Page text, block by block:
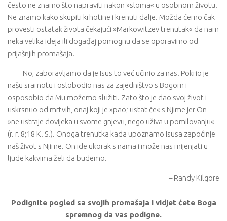
često ne znamo što napraviti nakon »sloma« u osobnom životu.
Ne znamo kako skupiti krhotine i krenuti dalje. Možda ćemo čak
provesti ostatak života čekajući »Markowitzev trenutak« da nam
neka velika ideja ili događaj pomognu da se oporavimo od
prijašnjih promašaja.
No, zaboravljamo da je Isus to već učinio za nas. Pokrio je
našu sramotu i oslobodio nas za zajedništvo s Bogom i
osposobio da Mu možemo služiti. Zato što je dao svoj život i
uskrsnuo od mrtvih, onaj koji je »pao; ustat će« s Njime jer On
»ne ustraje dovijeka u svome gnjevu, nego uživa u pomilovanju«
(r. r. 8;18 K. S.). Onoga trenutka kada upoznamo Isusa započinje
naš život s Njime. On ide ukorak s nama i može nas mijenjati u
ljude kakvima želi da budemo.
– Randy Kilgore
Podignite pogled sa svojih promašaja i vidjet ćete Boga
spremnog da vas podigne.